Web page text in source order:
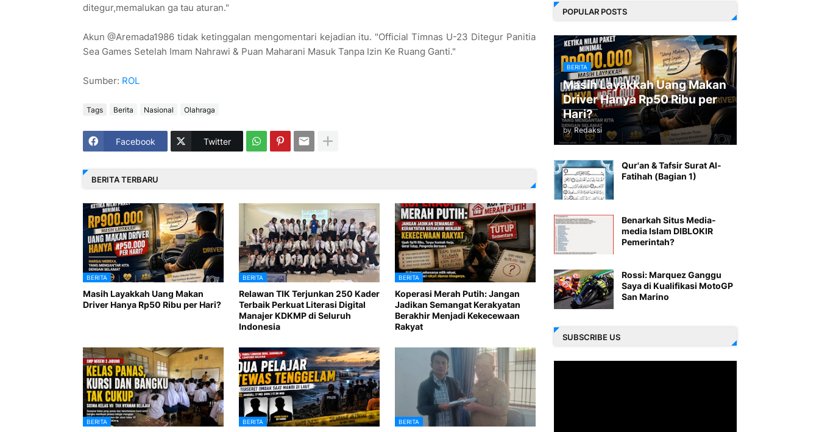
ditegur,memalukan ga tau aturan."
Akun ‏@Aremada1986 tidak ketinggalan mengomentari kejadian itu. "Official Timnas U-23 Ditegur Panitia
Sea Games Setelah Imam Nahrawi & Puan Maharani Masuk Tanpa Izin Ke Ruang Ganti."
Sumber: ROL
Tags Berita Nasional Olahraga
Facebook Twitter
BERITA TERBARU
BERITA
Masih Layakkah Uang Makan
Driver Hanya Rp50 Ribu per Hari?
BERITA
Relawan TIK Terjunkan 250 Kader
Terbaik Perkuat Literasi Digital
Manajer KDKMP di Seluruh
Indonesia
BERITA
Koperasi Merah Putih: Jangan
Jadikan Semangat Kerakyatan
Berakhir Menjadi Kekecewaan
Rakyat
BERITA BERITA BERITA
POPULAR POSTS
BERITA
Masih Layakkah Uang Makan
Driver Hanya Rp50 Ribu per
Hari?
by Redaksi
Qur'an & Tafsir Surat Al-
Fatihah (Bagian 1)
Benarkah Situs Media-
media Islam DIBLOKIR
Pemerintah?
Rossi: Marquez Ganggu
Saya di Kualifikasi MotoGP
San Marino
SUBSCRIBE US